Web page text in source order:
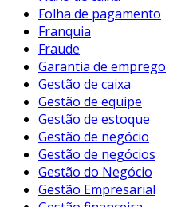
Folha de pagamento
Franquia
Fraude
Garantia de emprego
Gestão de caixa
Gestão de equipe
Gestão de estoque
Gestão de negócio
Gestão de negócios
Gestão do Negócio
Gestão Empresarial